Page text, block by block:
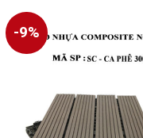
-9%